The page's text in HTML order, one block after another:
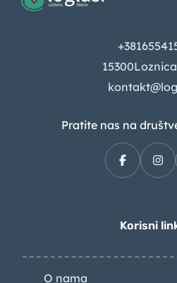
Pratite nas na
Korisni
O nama